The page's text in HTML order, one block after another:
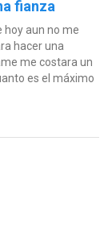
fianza
hoy aun no me
hacer una
me costara un
es el máximo